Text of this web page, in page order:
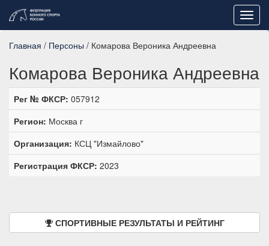
Главная / Персоны / Комарова Вероника Андреевна
Комарова Вероника Андреевна
Рег № ФКСР: 057912
Регион: Москва г
Организация: КСЦ "Измайлово"
Регистрация ФКСР: 2023
СПОРТИВНЫЕ РЕЗУЛЬТАТЫ И РЕЙТИНГ